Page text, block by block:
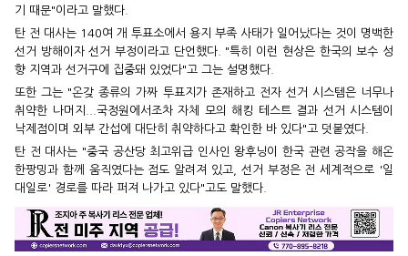
기 때문"이라고 말했다.
탄 전 대사는 140여 개 투표소에서 용지 부족 사태가 일어났다는 것이 명백한
선거 방해이자 선거 부정이라고 단언했다. "특히 이런 현상은 한국의 보수 성
향 지역과 선거구에 집중돼 있었다"고 그는 설명했다.
또한 그는 "온갖 종류의 가짜 투표지가 존재하고 전자 선거 시스템은 너무나
취약한 나머지...국정원에서조차 자체 모의 해킹 테스트 결과 선거 시스템이
낙제점이며 외부 간섭에 대단히 취약하다고 확인한 바 있다"고 덧붙였다.
탄 전 대사는 "중국 공산당 최고위급 인사인 왕후닝이 한국 관련 공작을 해온
한팡밍과 함께 움직였다는 점도 알려져 있고, 선거 부정은 전 세계적으로 '일
대일로' 경로를 따라 퍼져 나가고 있다"고도 말했다.